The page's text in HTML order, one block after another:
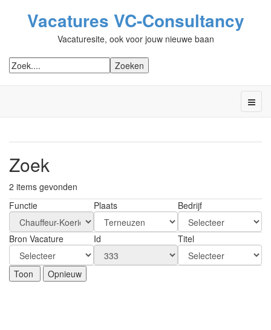
Vacatures VC-Consultancy
Vacaturesite, ook voor jouw nieuwe baan
Zoek
2 items gevonden
Functie
Plaats Bedrijf
Bron Vacature Id Titel